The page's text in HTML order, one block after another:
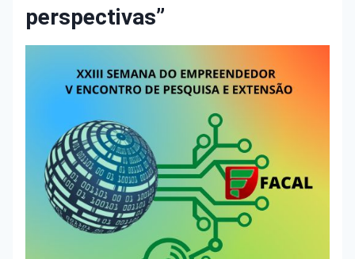
perspectivas”